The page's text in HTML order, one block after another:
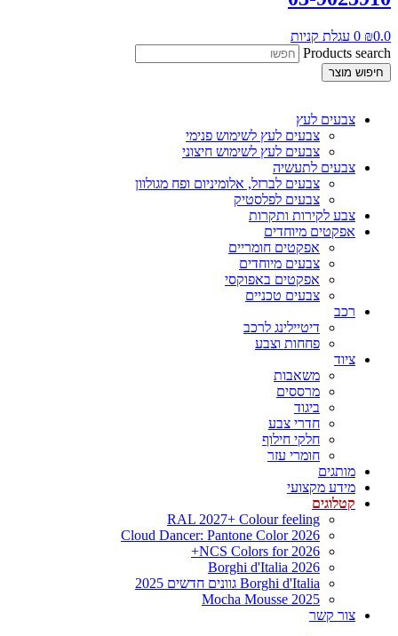
₪0.0
0 עגלת קניות
Products search
חיפוש מוצר
צבעים לעץ
צבעים לעץ לשימוש פנימי
צבעים לעץ לשימוש חיצוני
צבעים לתעשיה
צבעים לברזל, אלומיניום ופח מגולוון
צבעים לפלסטיק
צבע לקירות ותקרות
אפקטים מיוחדים
אפקטים חומריים
צבעים מיוחדים
אפקטים באפוקסי
צבעים טכניים
רכב
דיטיילינג לרכב
פחחות וצבע
ציוד
משאבות
מרססים
ביגוד
חדרי צבע
חלקי חילוף
חומרי עזר
מותגים
מידע מקצועי
קטלוגים
RAL 2027+ Colour feeling
Cloud Dancer: Pantone Color 2026
NCS Colors for 2026+
Borghi d'Italia 2026
Borghi d'Italia גוונים חדשים 2025
Mocha Mousse 2025
צור קשר